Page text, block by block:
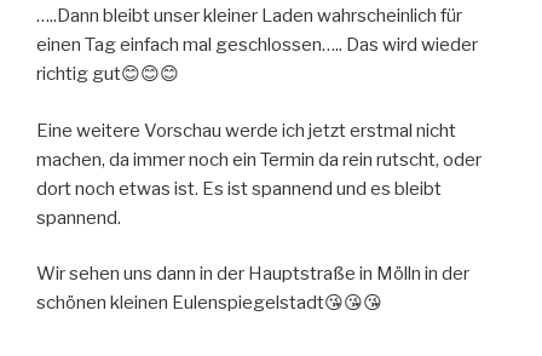
…..Dann bleibt unser kleiner Laden wahrscheinlich für
einen Tag einfach mal geschlossen….. Das wird wieder
richtig gut😊😊😊
Eine weitere Vorschau werde ich jetzt erstmal nicht
machen, da immer noch ein Termin da rein rutscht, oder
dort noch etwas ist. Es ist spannend und es bleibt
spannend.
Wir sehen uns dann in der Hauptstraße in Mölln in der
schönen kleinen Eulenspiegelstadt😘😘😘